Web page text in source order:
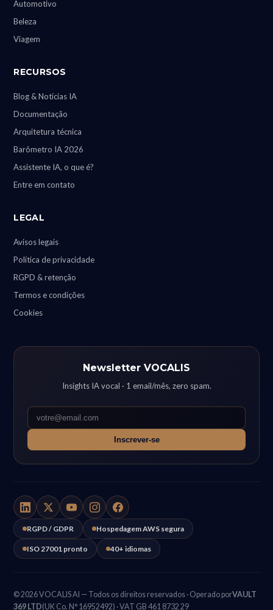
Automotivo
Beleza
Viagem
RECURSOS
Blog & Notícias IA
Documentação
Arquitetura técnica
Barômetro IA 2026
Assistente IA, o que é?
Entre em contato
LEGAL
Avisos legais
Política de privacidade
RGPD & retenção
Termos e condições
Cookies
Newsletter VOCALIS
Insights IA vocal · 1 email/mês, zero spam.
Inscrever-se
RGPD / GDPR Hospedagem AWS segura
ISO 27001 pronto 40+ idiomas
© 2026 VOCALIS AI — Todos os direitos reservados · Operado porVAULT
369 LTD(UK Co. N° 16952492) · VAT GB 461 8732 29